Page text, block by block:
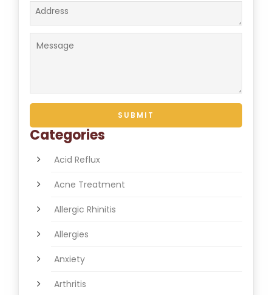
Categories
Acid Reflux
Acne Treatment
Allergic Rhinitis
Allergies
Anxiety
Arthritis